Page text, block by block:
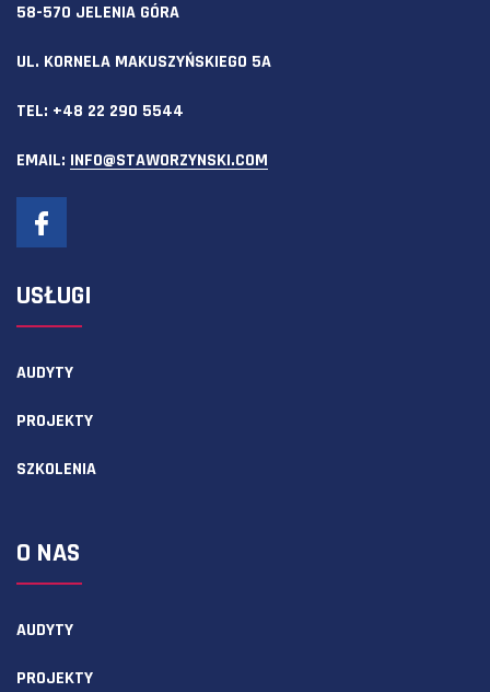
58-570 JELENIA GÓRA
UL. KORNELA MAKUSZYŃSKIEGO 5A
TEL: +48 22 290 5544
EMAIL: INFO@STAWORZYNSKI.COM
USŁUGI
AUDYTY
PROJEKTY
SZKOLENIA
O NAS
AUDYTY
PROJEKTY